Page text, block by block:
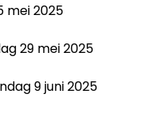
mei 2025
29 mei 2025
9 juni 2025